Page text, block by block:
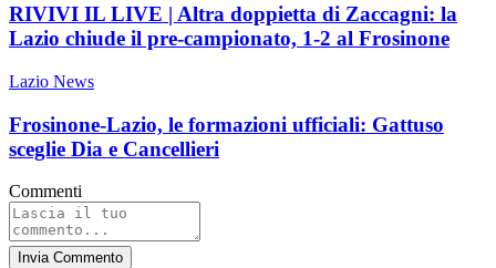
RIVIVI IL LIVE | Altra doppietta di Zaccagni: la
Lazio chiude il pre-campionato, 1-2 al Frosinone
Lazio News
Frosinone-Lazio, le formazioni ufficiali: Gattuso
sceglie Dia e Cancellieri
Commenti
Invia Commento